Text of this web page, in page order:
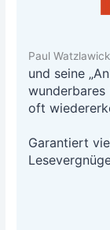
Paul Watzlawick
und sei­ne
wun­der­ba­res
oft
Garan­tiert